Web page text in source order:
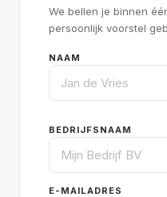
We bellen je binnen
persoonlijk voorstel
NAAM
BEDRIJFSNAAM
E-MAILADRES